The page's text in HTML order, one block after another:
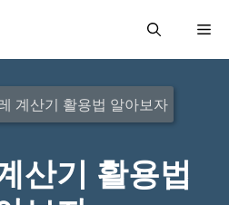
메
계산기 활용법 알아보자
산기 활용법